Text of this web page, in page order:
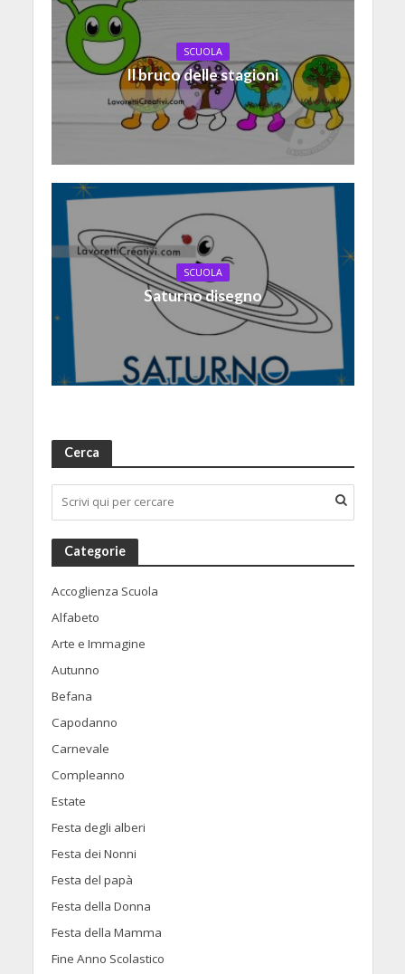
SCUOLA
Il bruco delle stagioni
SCUOLA
Saturno disegno
Cerca
Categorie
Accoglienza Scuola
Alfabeto
Arte e Immagine
Autunno
Befana
Capodanno
Carnevale
Compleanno
Estate
Festa degli alberi
Festa dei Nonni
Festa del papà
Festa della Donna
Festa della Mamma
Fine Anno Scolastico